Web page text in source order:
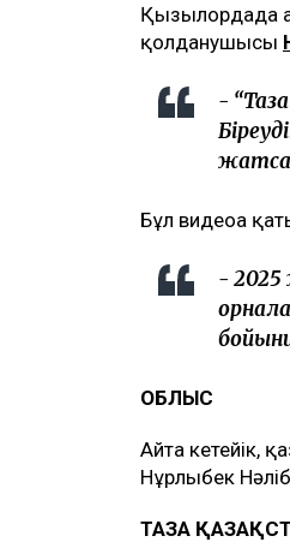
Қызылордада
қолданушысы
-
Бұл видеоға
- 2025
ОБЛЫС
Айта кетейік,
Нұрлыбек
ТАЗА